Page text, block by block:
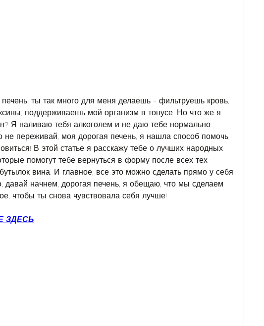
ты так много для меня делаешь - фильтруешь кровь,
поддерживаешь мой организм в тонусе. Но что же я
Я наливаю тебя алкоголем и не даю тебе нормально
не переживай, моя дорогая печень, я нашла способ помочь
В этой статье я расскажу тебе о лучших народных
помогут тебе вернуться в форму после всех тех
вина. И главное, все это можно сделать прямо у себя
давай начнем, дорогая печень, я обещаю, что мы сделаем
чтобы ты снова чувствовала себя лучше!
ЗДЕСЬ